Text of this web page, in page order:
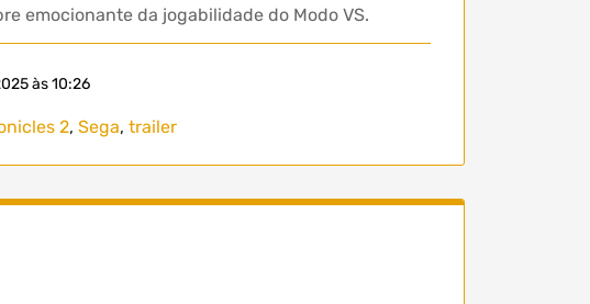
emocionante da jogabilidade do Modo VS.
às 10:26
2, Sega, trailer